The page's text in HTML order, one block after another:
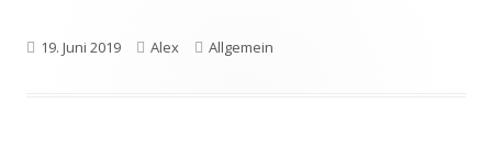
Veröffentlicht
19. Juni 2019 Autor
Alex Kategorien
Allgemein